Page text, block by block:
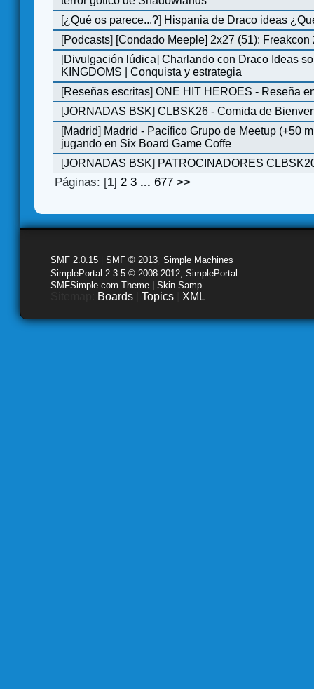
[¿Qué os parece...?] Hispania de Draco ideas
[Podcasts] [Condado Meeple] 2x27 (51): Freakcon
[Divulgación lúdica]Charlando con Draco Ideas
KINGDOMS | Conquista y estrategia
[Reseñas escritas]ONE HIT HEROES - Reseña
[JORNADAS BSK]CLBSK26 - Comida de
[Madrid] Madrid - Pacífico Grupo de Meetup (+50
jugando en Six Board Game Coffe
[JORNADAS BSK] PATROCINADORES
Páginas: [1]2 3 ...677 >>
SMF 2.0.15 SMF © 2013 Simple Machines
SimplePortal 2.3.5 © 2008-2012, SimplePortal
SMFSimple.com Theme | Skin Samp
Boards Topics XML